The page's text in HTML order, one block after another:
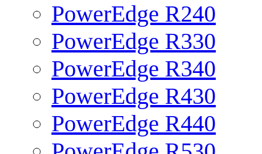
PowerEdge R240
PowerEdge R330
PowerEdge R340
PowerEdge R430
PowerEdge R440